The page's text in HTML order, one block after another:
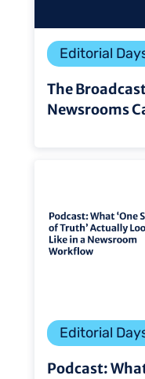
Editorial
The
Newsrooms
Editorial
Podcast: